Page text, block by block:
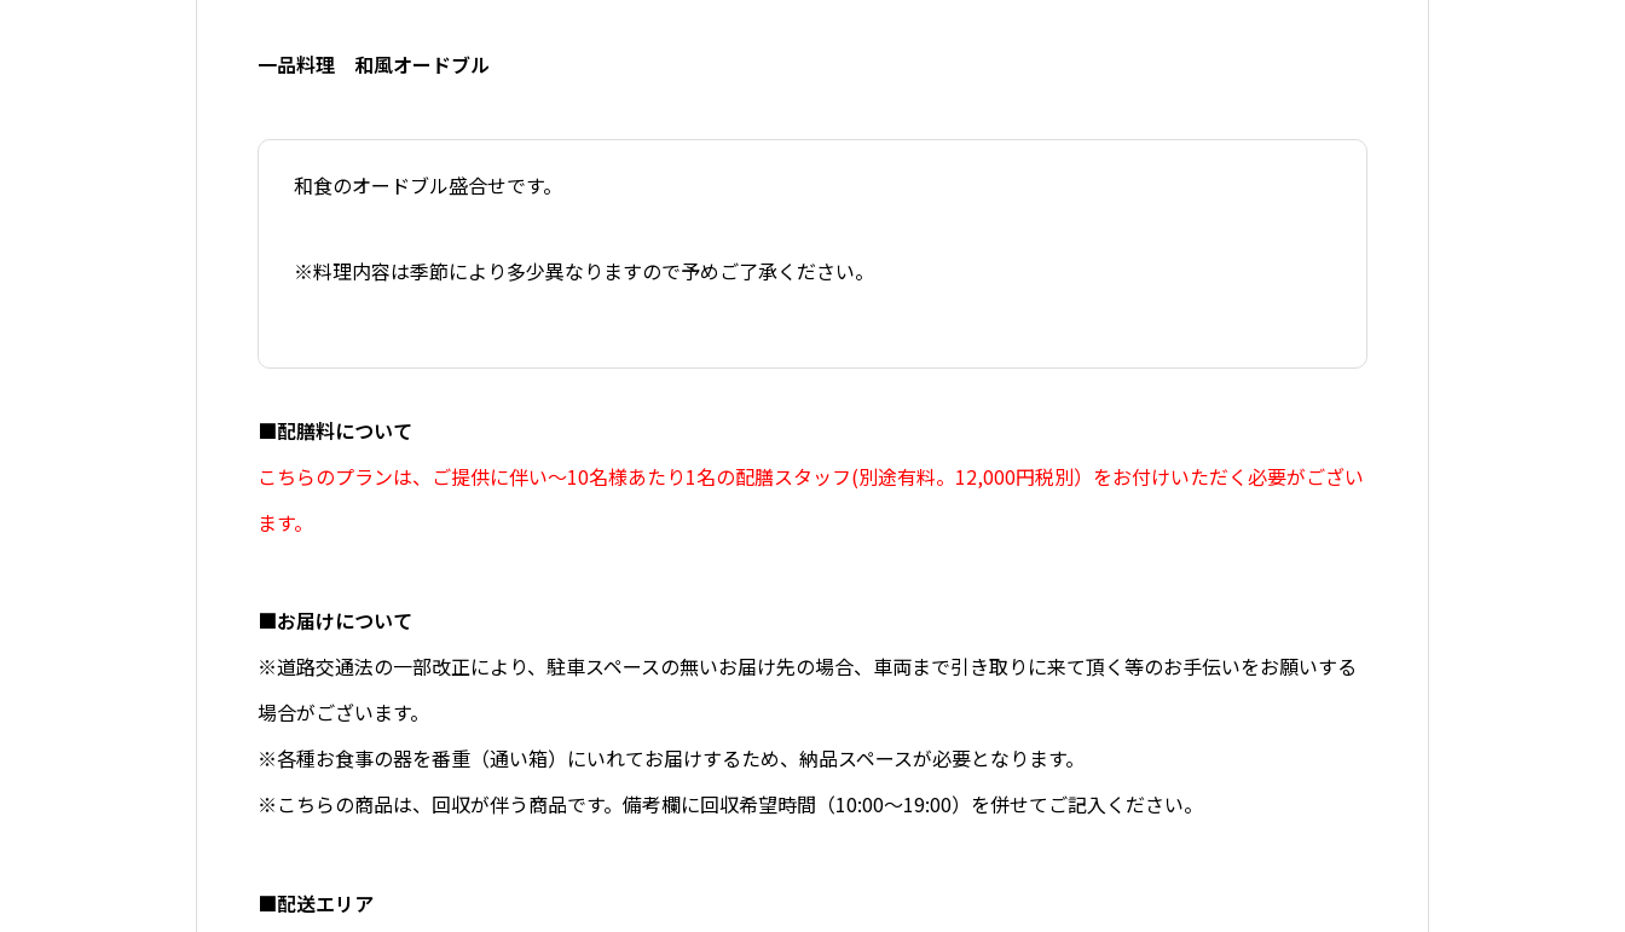
一品料理 和風オードブル
和食のオードブル盛合せです。
※料理内容は季節により多少異なりますので予めご了承ください。
■配膳料について
こちらのプランは、ご提供に伴い～10名様あたり1名の配膳スタッフ(別途有料。12,000円税別）をお付けいただく必要がござい
ます。
■お届けについて
※道路交通法の一部改正により、駐車スペースの無いお届け先の場合、車両まで引き取りに来て頂く等のお手伝いをお願いする
場合がございます。
※各種お食事の器を番重（通い箱）にいれてお届けするため、納品スペースが必要となります。
※こちらの商品は、回収が伴う商品です。備考欄に回収希望時間（10:00～19:00）を併せてご記入ください。
■配送エリア